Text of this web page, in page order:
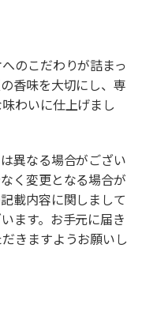
のこだわりが詰まっ
香味を大切にし、専
わいに仕上げまし
異なる場合がござい
く変更となる場合が
載内容に関しまして
ます。お手元に届き
きますようお願いし